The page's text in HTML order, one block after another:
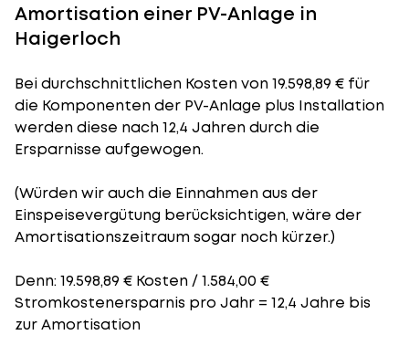
Amortisation einer PV-Anlage in
Haigerloch
Bei durchschnittlichen Kostenvon 19.598,89 € für
die Komponenten der PV-Anlage plus Installation
werden diese nach 12,4 Jahren durch die
Ersparnisse aufgewogen.
(Würden wir auch die Einnahmen aus der
Einspeisevergütung berücksichtigen, wäre der
Amortisationszeitraumsogar noch kürzer.)
Denn: 19.598,89 € Kosten / 1.584,00 €
Stromkostenersparnis pro Jahr = 12,4 Jahre bis
zur Amortisation